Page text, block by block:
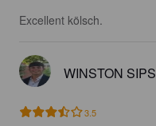
Excellent kölsch.
WINSTON SIPS
3.5